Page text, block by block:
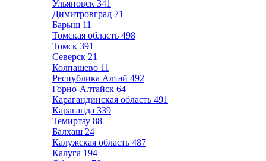
Ульяновск 341
Димитровград 71
Барыш 11
Томская область 498
Томск 391
Северск 21
Колпашево 11
Республика Алтай 492
Горно-Алтайск 64
Карагандинская область 491
Караганда 339
Темиртау 88
Балхаш 24
Калужская область 487
Калуга 194